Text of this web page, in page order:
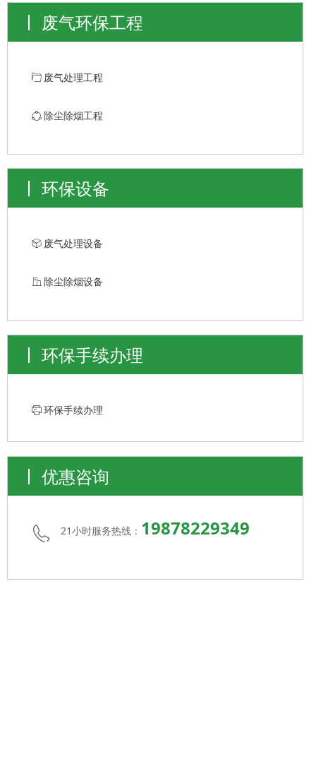
ꄁ 废气处理工程
ꁢ 除尘除烟工程
废气环保工程
优惠咨询
21小时服务热线： 19878229349
环保设备
ꁦ 废气处理设备
ꀶ 除尘除烟设备
环保手续办理
ꁧ 环保手续办理